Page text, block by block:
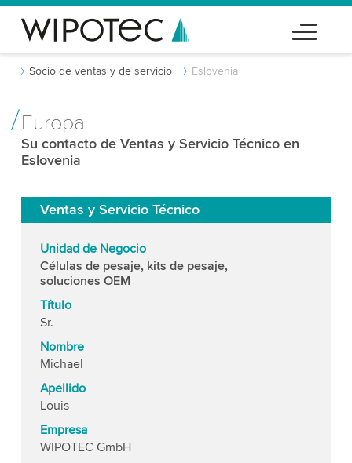
Socio de ventas y de servicio Eslovenia
Europa
Su contacto de Ventas y Servicio Técnico en
Eslovenia
Ventas y Servicio Técnico
Unidad de Negocio
Células de pesaje, kits de pesaje,
soluciones OEM
Título
Sr.
Nombre
Michael
Apellido
Louis
Empresa
WIPOTEC GmbH